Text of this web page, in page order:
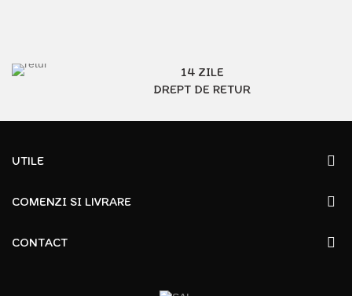
14 ZILE
DREPT DE RETUR
UTILE
COMENZI SI LIVRARE
CONTACT